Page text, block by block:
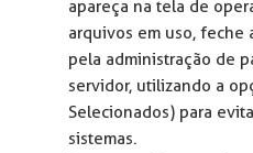
apareça na tela de
arquivos em uso, feche
pela administração de
servidor, utilizando a
Selecionados) para
sistemas.